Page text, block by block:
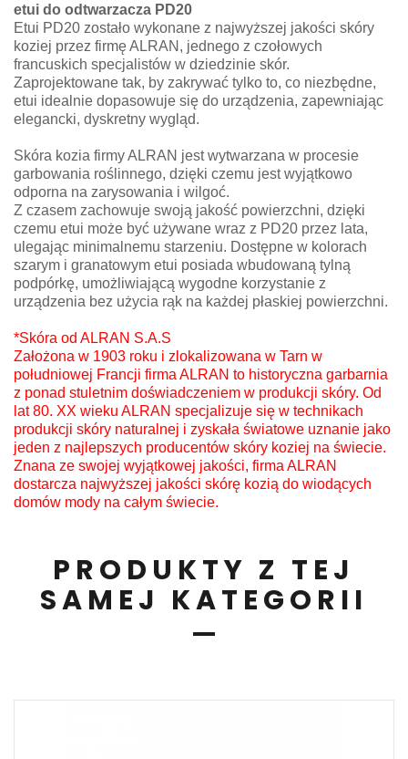
etui do odtwarzacza PD20
Etui PD20 zostało wykonane z najwyższej jakości skóry
koziej przez firmę ALRAN, jednego z czołowych
francuskich specjalistów w dziedzinie skór.
Zaprojektowane tak, by zakrywać tylko to, co niezbędne,
etui idealnie dopasowuje się do urządzenia, zapewniając
elegancki, dyskretny wygląd.
Skóra kozia firmy ALRAN jest wytwarzana w procesie
garbowania roślinnego, dzięki czemu jest wyjątkowo
odporna na zarysowania i wilgoć.
Z czasem zachowuje swoją jakość powierzchni, dzięki
czemu etui może być używane wraz z PD20 przez lata,
ulegając minimalnemu starzeniu. Dostępne w kolorach
szarym i granatowym etui posiada wbudowaną tylną
podpórkę, umożliwiającą wygodne korzystanie z
urządzenia bez użycia rąk na każdej płaskiej powierzchni.
*Skóra od ALRAN S.A.S
Założona w 1903 roku i zlokalizowana w Tarn w
południowej Francji firma ALRAN to historyczna garbarnia
z ponad stuletnim doświadczeniem w produkcji skóry. Od
lat 80. XX wieku ALRAN specjalizuje się w technikach
produkcji skóry naturalnej i zyskała światowe uznanie jako
jeden z najlepszych producentów skóry koziej na świecie.
Znana ze swojej wyjątkowej jakości, firma ALRAN
dostarcza najwyższej jakości skórę kozią do wiodących
domów mody na całym świecie.
PRODUKTY Z TEJ
SAMEJ KATEGORII